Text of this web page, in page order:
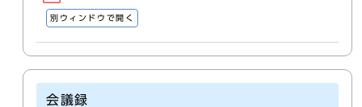
別ウィンドウで開く
会議録